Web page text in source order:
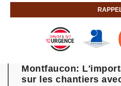
Montfaucon:
sur les chantiers